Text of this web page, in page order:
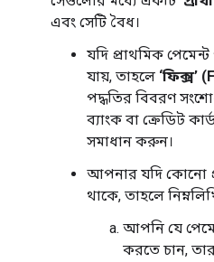
এবং সেটি বৈধ।
যদি প্রাথমিক
যায়, তাহলে ‘ফিক্স’
পদ্ধতির বিবরণ
ব্যাংক বা ক্রেডিট
সমাধান করুন।
আপনার যদি কোনো
থাকে, তাহলে
আপনি যে
করতে চান, তার